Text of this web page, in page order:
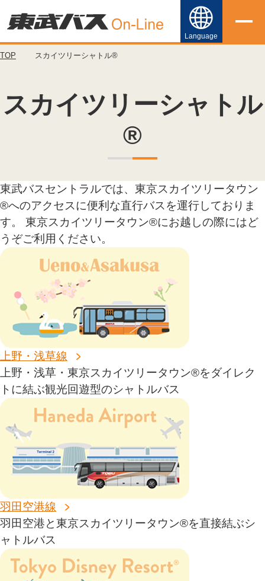
Language
简体中文
TOP スカイツリーシャトル®
スカイツリーシャトル
®
東武バスセントラルでは、東京スカイツリータウン
®へのアクセスに便利な直行バスを運行しておりま
す。 東京スカイツリータウン®にお越しの際にはど
うぞご利用ください。
上野・浅草線
上野・浅草・東京スカイツリータウン®をダイレク
トに結ぶ観光回遊型のシャトルバス
羽田空港線
羽田空港と東京スカイツリータウン®を直接結ぶシ
ャトルバス